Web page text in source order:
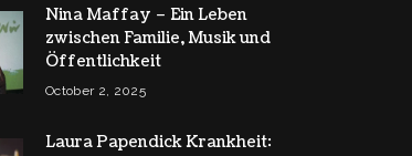
Nina Maffay – Ein Leben
zwischen Familie, Musik und
Öffentlichkeit
October 2, 2025
Laura Papendick Krankheit: